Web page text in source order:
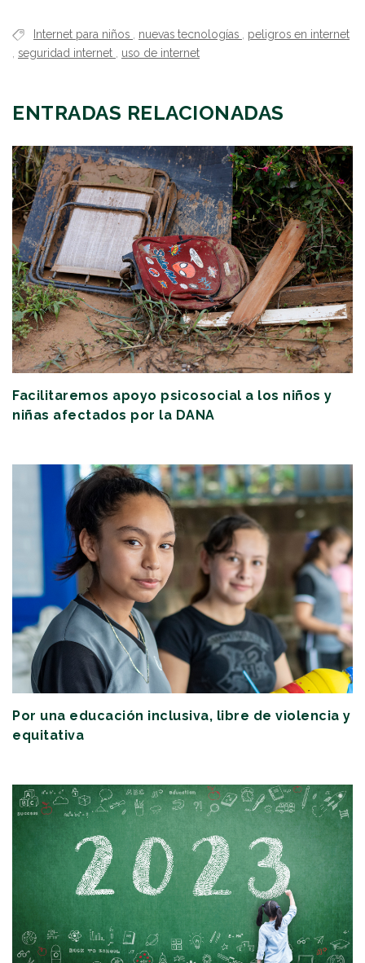
Internet para niños nuevas tecnologías
peligros en internet
seguridad internet uso de internet
ENTRADAS RELACIONADAS
Facilitaremos apoyo psicosocial a los niños y
niñas afectados por la DANA
Por una educación inclusiva, libre de violencia y
equitativa